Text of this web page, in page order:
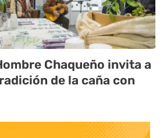
Chaqueño invita a
de la caña con